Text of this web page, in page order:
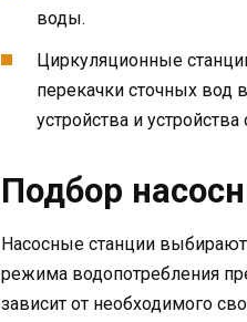
воды.
Циркуляционные
перекачки сточных вод
устройства и
Подбор
Насосные станции
режима водопотребления
зависит от необходимого